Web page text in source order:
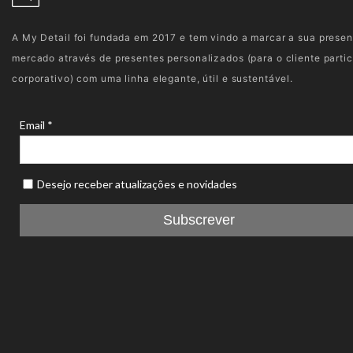
A My Detail foi fundada em 2017 e tem vindo a marcar a sua
mercado através de presentes personalizados (para o cliente
corporativo) com uma linha elegante, útil e sustentável.